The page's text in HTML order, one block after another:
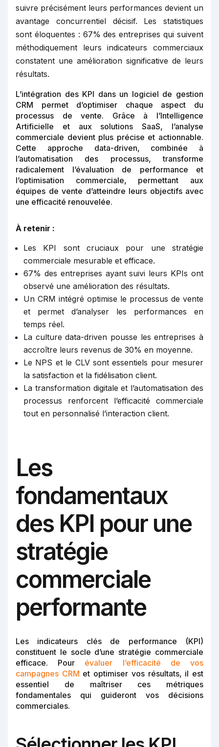
suivre précisément leurs performances devient un
avantage concurrentiel décisif. Les statistiques
sont éloquentes : 67% des entreprises qui suivent
méthodiquement leurs indicateurs commerciaux
constatent une amélioration significative de leurs
résultats.
L’intégration des KPI dans un logiciel de gestion
CRM permet d’optimiser chaque aspect du
processus de vente. Grâce à l’Intelligence
Artificielle et aux solutions SaaS, l’analyse
commerciale devient plus précise et actionnable.
Cette approche data-driven, combinée à
l’automatisation des processus, transforme
radicalement l’évaluation de performance et
l’optimisation commerciale, permettant aux
équipes de vente d’atteindre leurs objectifs avec
une efficacité renouvelée.
À retenir :
Les KPI sont cruciaux pour une stratégie
commerciale mesurable et efficace.
67% des entreprises ayant suivi leurs KPIs ont
observé une amélioration des résultats.
Un CRM intégré optimise le processus de vente
et permet d’analyser les performances en
temps réel.
La culture data-driven pousse les entreprises à
accroître leurs revenus de 30% en moyenne.
Le NPS et le CLV sont essentiels pour mesurer
la satisfaction et la fidélisation client.
La transformation digitale et l’automatisation des
processus renforcent l’efficacité commerciale
tout en personnalisé l’interaction client.
Les
fondamentaux
des KPI pour une
stratégie
commerciale
performante
Les indicateurs clés de performance (KPI)
constituent le socle d’une stratégie commerciale
efficace. Pour évaluer l’efficacité de vos
campagnes CRM et optimiser vos résultats, il est
essentiel de maîtriser ces métriques
fondamentales qui guideront vos décisions
commerciales.